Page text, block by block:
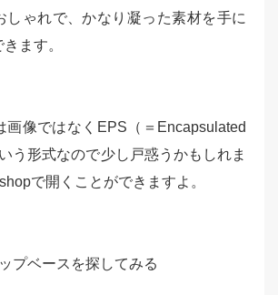
しゃれで、かなり凝った素材を手に
ます。
画像ではなくEPS（＝Encapsulated
う形式なので少し戸惑うかもしれま
で開くことができますよ。
プベースを探してみる